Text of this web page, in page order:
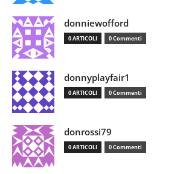
donniewofford
0 ARTICOLI 0 Commenti
donnyplayfair1
0 ARTICOLI 0 Commenti
donrossi79
0 ARTICOLI 0 Commenti